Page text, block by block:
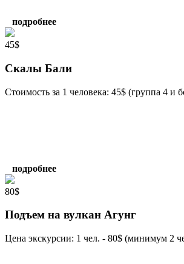
подробнее
45$
Скалы Бали
Стоимость за 1 человека: 45$ (группа 4 и
подробнее
80$
Подъем на вулкан Агунг
Цена экскурсии: 1 чел. - 80$ (минимум 2